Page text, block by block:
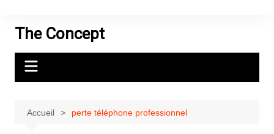
contenuThe Concept
Accueil perte téléphone professionnel